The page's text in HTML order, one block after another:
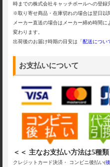
時までの株式会社キャッチボールへの登録
※取り寄せ商品・在庫切れの場合は翌日以
メーカー直送の場合はメーカー締め時間に
変わります。
出荷後のお届け時期の目安は「配送につい
お支払いについて
＜＜ 主なお支払い方法は5種類
クレジットカード決済・ コンビニ後払い(